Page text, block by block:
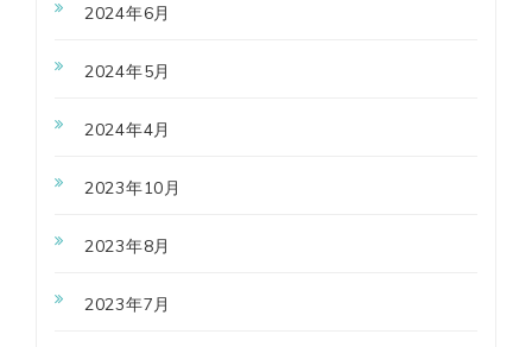
2024年6月
2024年5月
2024年4月
2023年10月
2023年8月
2023年7月